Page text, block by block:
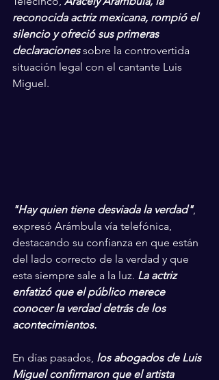
reconocida actriz mexicana, rompió el
silencio y ofreció sus primeras
declaraciones sobre la controvertida
situación legal con el cantante Luis
Miguel.
"Hay quien tiene desviada la verdad",
expresó Arámbula vía telefónica,
destacando su confianza en que están
del lado correcto de la verdad y que
esta siempre sale a la luz. La actriz
enfatizó que el público merece
conocer la verdad detrás de los
acontecimientos.
En días pasados, los abogados de Luis
Miguel confirmaron que el artista